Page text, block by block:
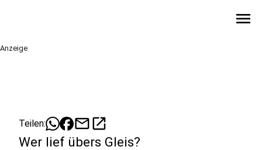
menu
Anzeige
Teilen: mailopen_in_new
Wer lief übers Gleis?